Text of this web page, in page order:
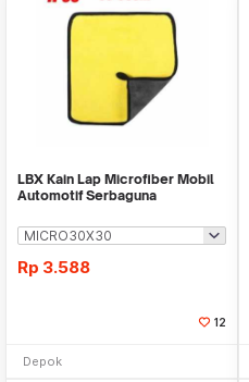
LBX Kain Lap Microfiber Mobil
Automotif Serbaguna
Rp 3.588
12
Depok